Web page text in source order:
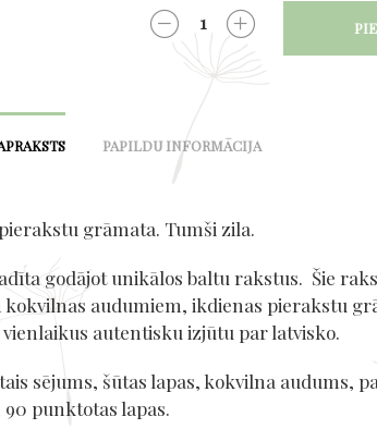
DAUDZUMS
PAPILDU INFORMĀCIJA
grāmata. Tumši zila.
godājot unikālos baltu rakstus. Šie
kokvilnas audumiem, ikdienas pierakstu
autentisku izjūtu par latvisko.
sējums, šūtas lapas, kokvilna audums,
punktotas lapas.